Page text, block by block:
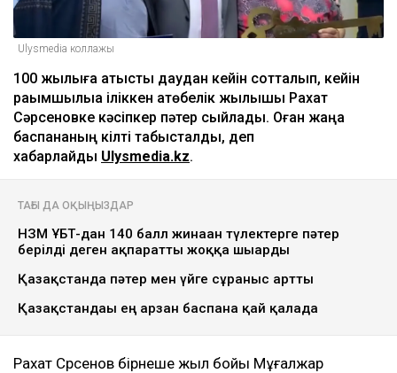
Ulysmedia коллажы
100 жылқыға қатысты даудан кейін сотталып, кейін
рақымшылыққа іліккен ақтөбелік жылқышы Рахат
Сәрсеновке кәсіпкер пәтер сыйлады. Оған жаңа
баспананың кілті табысталды, деп
хабарлайды Ulysmedia.kz.
ТАҒЫ ДА ОҚЫҢЫЗДАР
НЗМ ҰБТ-дан 140 балл жинаған түлектерге пәтер
берілді деген ақпаратты жоққа шығарды
Қазақстанда пәтер мен үйге сұраныс артты
Қазақстандағы ең арзан баспана қай қалада
Рахат Сәрсенов бірнеше жыл бойы Мұғалжар